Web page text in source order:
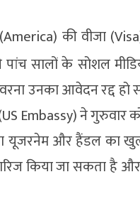
की वीजा
सालों के सोशल
वरना उनका आवेदन रद्द
Embassy) ने
यूजरनेम और हैंडल का
किया जा सकता है और